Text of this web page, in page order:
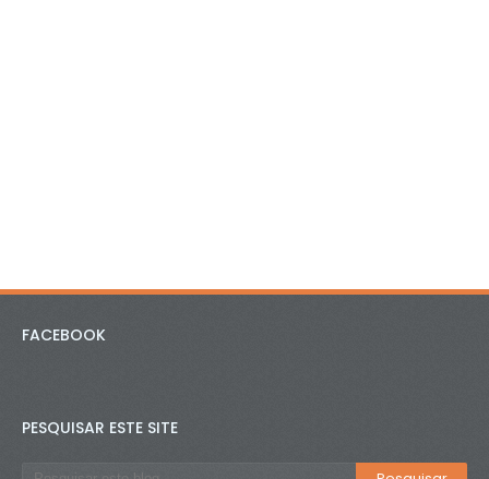
FACEBOOK
PESQUISAR ESTE SITE